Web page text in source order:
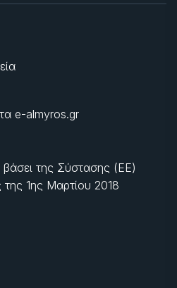
e-almyros.gr
βάσει της Σύστασης (ΕΕ)
της 1ης Μαρτίου 2018